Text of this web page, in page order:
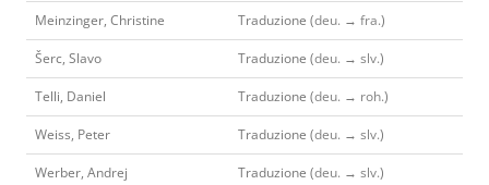
Meinzinger, Christine Traduzione (deu. → fra.)
Šerc, Slavo Traduzione (deu. → slv.)
Telli, Daniel Traduzione (deu. → roh.)
Weiss, Peter Traduzione (deu. → slv.)
Werber, Andrej Traduzione (deu. → slv.)